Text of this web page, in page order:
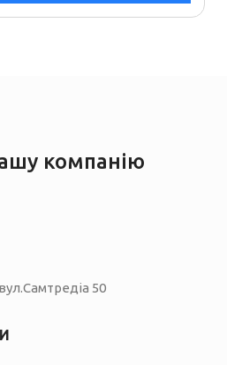
компанію
вул.Самтредіа 50